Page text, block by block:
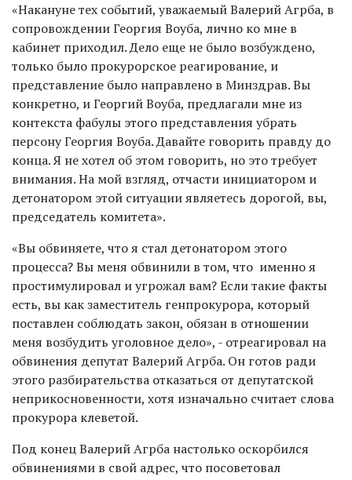
«Накануне тех событий, уважаемый Валерий Агрба, в
сопровождении Георгия Воуба, лично ко мне в
кабинет приходил. Дело еще не было возбуждено,
только было прокурорское реагирование, и
представление было направлено в Минздрав. Вы
конкретно, и Георгий Воуба, предлагали мне из
контекста фабулы этого представления убрать
персону Георгия Воуба. Давайте говорить правду до
конца. Я не хотел об этом говорить, но это требует
внимания. На мой взгляд, отчасти инициатором и
детонатором этой ситуации являетесь дорогой, вы,
председатель комитета».
«Вы обвиняете, что я стал детонатором этого
процесса? Вы меня обвинили в том, что именно я
простимулировал и угрожал вам? Если такие факты
есть, вы как заместитель генпрокурора, который
поставлен соблюдать закон, обязан в отношении
меня возбудить уголовное дело», - отреагировал на
обвинения депутат Валерий Агрба. Он готов ради
этого разбирательства отказаться от депутатской
неприкосновенности, хотя изначально считает слова
прокурора клеветой.
Под конец Валерий Агрба настолько оскорбился
обвинениями в свой адрес, что посоветовал